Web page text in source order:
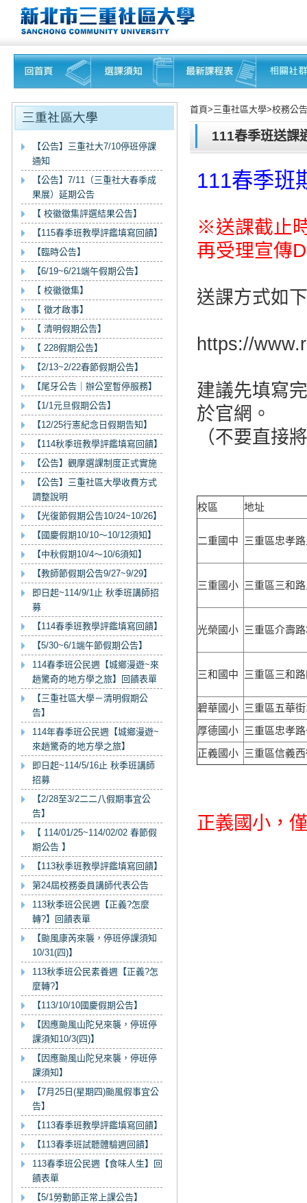
【公告】三重社大7/10停班停課
通知
【公告】7/11（三重社大春季成
果展）延期公告
【 校徽徵集評選結果公告】
【115春季班教學評鑑填寫回饋】
【臨時公告】
【6/19~6/21端午假期公告】
【 校徽徵集】
【 徵才啟事】
【 清明假期公告】
【 228假期公告】
【2/13~2/22春節假期公告】
【尾牙公告｜辦公室暫停服務】
【1/1元旦假期公告】
【12/25行憲紀念日假期告知】
【114秋季班教學評鑑填寫回饋】
【公告】觀摩選課制度正式實施
【公告】三重社區大學收費方式
調整說明
【光復節假期公告10/24~10/26】
【國慶假期10/10～10/12須知】
【中秋假期10/4～10/6須知】
【教師節假期公告9/27~9/29】
即日起~114/9/1止 秋季班講師招
募
【114春季班教學評鑑填寫回饋】
【5/30~6/1端午節假期公告】
114春季班公民週【城鄉漫遊~來
趟驚奇的地方學之旅】回饋表單
【三重社區大學－清明假期公
告】
114年春季班公民週【城鄉漫遊~
來趟驚奇的地方學之旅】
即日起~114/5/16止 秋季班講師
招募
【2/28至3/2二二八假期事宜公
告】
【 114/01/25~114/02/02 春節假
期公告 】
【113秋季班教學評鑑填寫回饋】
第24屆校務委員講師代表公告
113秋季班公民週【正義?怎麼
轉?】回饋表單
【颱風康芮來襲，停班停課須知
10/31(四)】
113秋季班公民素養週【正義?怎
麼轉?】
【113/10/10國慶假期公告】
【因應颱風山陀兒來襲，停班停
課須知10/3(四)】
【因應颱風山陀兒來襲，停班停
課須知】
【7月25日(星期四)颱風假事宜公
告】
【113春季班教學評鑑填寫回饋】
【113春季班試聽體驗週回饋】
113春季班公民週【食味人生】回
饋表單
【5/1勞動節正常上課公告】
首頁>三重社區大學>校務公
111春季班送課
111春季班
※送課截止
再受理宣傳
送課方式如
https://
建議先填寫
於官網。
（不要直接
校區 地址
二重國中 三重區忠孝
三重國小 三重區三和
光榮國小 三重區介壽
三和國中 三重區三和
碧華國小 三重區五華
厚德國小 三重區忠孝
正義國小 三重區信義
正義國小，